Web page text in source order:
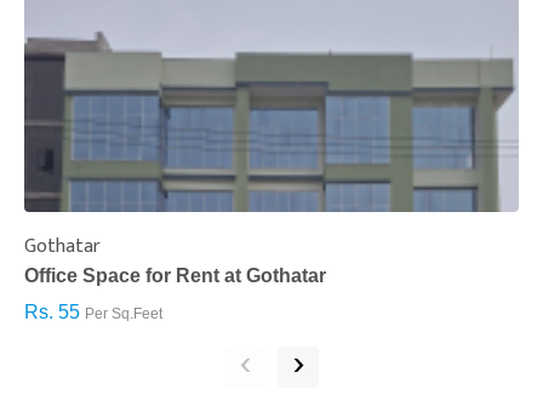
Gothatar
Office Space for Rent at Gothatar
Rs. 55 Per Sq.Feet
‹ ›